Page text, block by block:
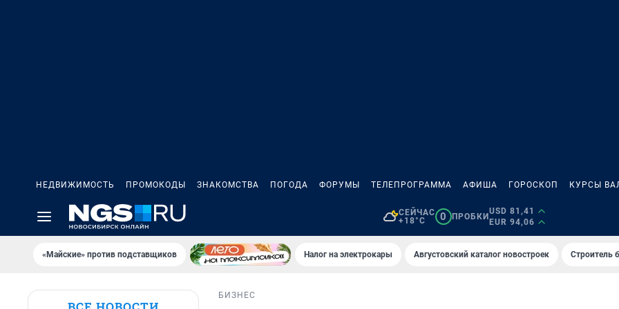
НЕДВИЖИМОСТЬ ПРОМОКОДЫ ЗНАКОМСТВА ПОГОДА ФОРУМЫ ТЕЛЕПРОГРАММА АФИША ГОРОСКОП КУРСЫ
СЕЙЧАС
+18°C
0 ПРОБКИ
USD 81,41
EUR 94,06
«Майские» против подставщиков Налог на электрокары Августовский каталог новостроек Строитель
БИЗНЕС